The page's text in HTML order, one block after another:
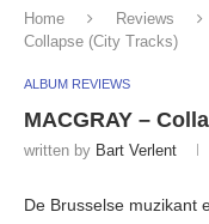
Home Reviews
Collapse (City Tracks)
ALBUM REVIEWS
MACGRAY –
written by Bart Verlent
De Brusselse muzikant